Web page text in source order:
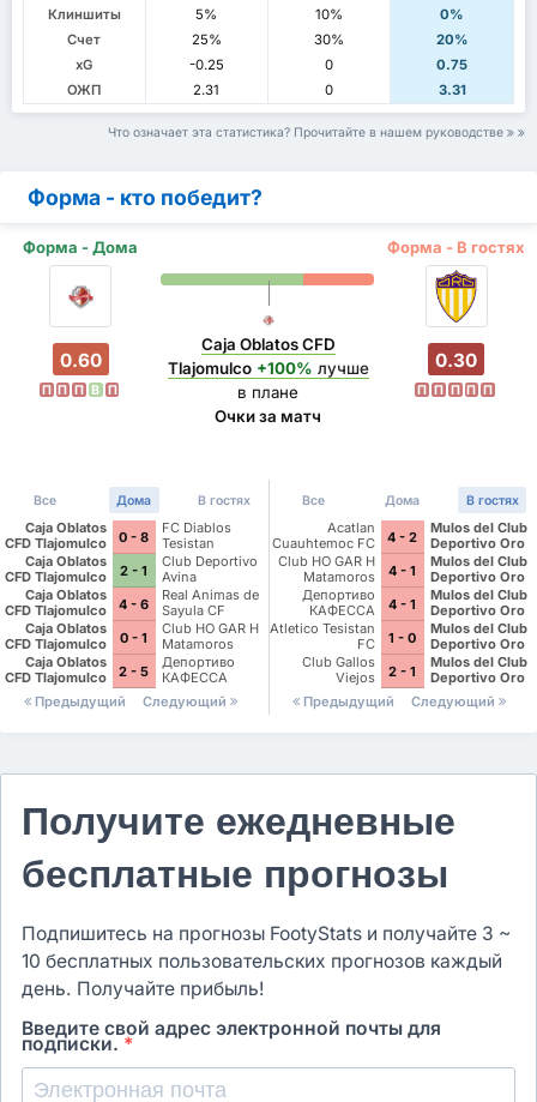
Клиншиты
5% 10%
0%
Счет
25% 30%
20%
xG
-0.25 0
0.75
ОЖП
2.31 0 3.31
Что означает эта статистика? Прочитайте в нашем руководстве
Форма - кто победит?
Форма - Дома Форма - В гостях
0.60
П П П В П
Caja Oblatos CFD
Tlajomulco +100% лучше
в плане
Очки за матч
0.30
П П П П П
Все Дома В гостях
Caja Oblatos
CFD Tlajomulco
0 - 8
FC Diablos
Tesistan
Caja Oblatos
CFD Tlajomulco
2 - 1
Club Deportivo
Avina
Caja Oblatos
CFD Tlajomulco
4 - 6
Real Animas de
Sayula CF
Caja Oblatos
CFD Tlajomulco
0 - 1
Club HO GAR H
Matamoros
Gavilanes FC
Matamoros II
Caja Oblatos
CFD Tlajomulco
2 - 5
Депортиво
КАФЕССА
Предыдущий Следующий
Все Дома В гостях
Acatlan
Cuauhtemoc FC
4 - 2
Mulos del Club
Deportivo Oro
Club HO GAR H
Matamoros
Gavilanes FC
Matamoros II
4 - 1
Mulos del Club
Deportivo Oro
Депортиво
КАФЕССА
Халиско
4 - 1
Mulos del Club
Deportivo Oro
Atletico Tesistan
FC
1 - 0
Mulos del Club
Deportivo Oro
Club Gallos
Viejos
2 - 1
Mulos del Club
Deportivo Oro
Предыдущий
Следующий
Получите ежедневные
бесплатные прогнозы
Подпишитесь на прогнозы FootyStats и получайте 3 ~
10 бесплатных пользовательских прогнозов каждый
день. Получайте прибыль!
Введите свой адрес электронной почты для
подписки. *